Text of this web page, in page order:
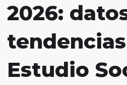
2026:
Estudio